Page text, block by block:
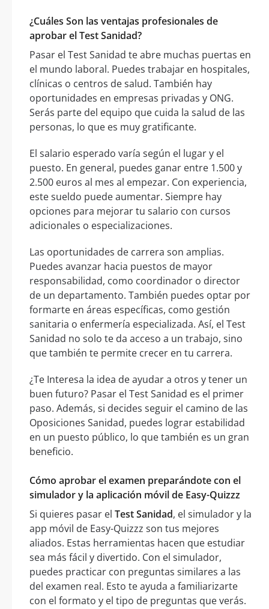
¿Cuáles Son las ventajas profesionales de
aprobar el Test Sanidad?
Pasar el Test Sanidad te abre muchas puertas en
el mundo laboral. Puedes trabajar en hospitales,
clínicas o centros de salud. También hay
oportunidades en empresas privadas y ONG.
Serás parte del equipo que cuida la salud de las
personas, lo que es muy gratificante.
El salario esperado varía según el lugar y el
puesto. En general, puedes ganar entre 1.500 y
2.500 euros al mes al empezar. Con experiencia,
este sueldo puede aumentar. Siempre hay
opciones para mejorar tu salario con cursos
adicionales o especializaciones.
Las oportunidades de carrera son amplias.
Puedes avanzar hacia puestos de mayor
responsabilidad, como coordinador o director
de un departamento. También puedes optar por
formarte en áreas específicas, como gestión
sanitaria o enfermería especializada. Así, el Test
Sanidad no solo te da acceso a un trabajo, sino
que también te permite crecer en tu carrera.
¿Te Interesa la idea de ayudar a otros y tener un
buen futuro? Pasar el Test Sanidad es el primer
paso. Además, si decides seguir el camino de las
Oposiciones Sanidad, puedes lograr estabilidad
en un puesto público, lo que también es un gran
beneficio.
Cómo aprobar el examen preparándote con el
simulador y la aplicación móvil de Easy-Quizzz
Si quieres pasar el Test Sanidad, el simulador y la
app móvil de Easy-Quizzz son tus mejores
aliados. Estas herramientas hacen que estudiar
sea más fácil y divertido. Con el simulador,
puedes practicar con preguntas similares a las
del examen real. Esto te ayuda a familiarizarte
con el formato y el tipo de preguntas que verás.